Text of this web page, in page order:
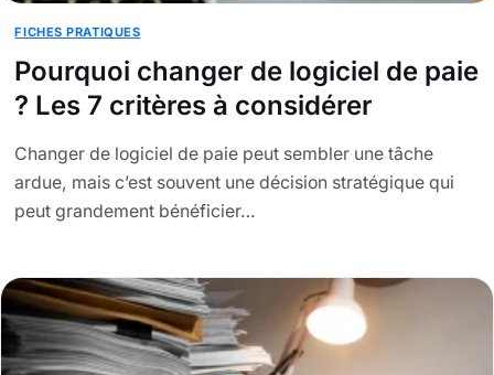
FICHES PRATIQUES
Pourquoi changer de logiciel de paie
? Les 7 critères à considérer
Changer de logiciel de paie peut sembler une tâche
ardue, mais c’est souvent une décision stratégique qui
peut grandement bénéficier…